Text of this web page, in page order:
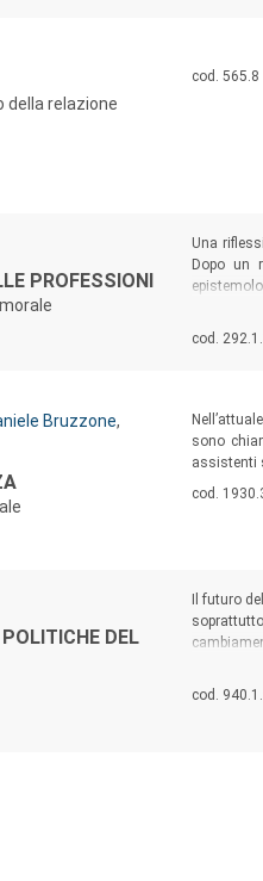
della relazione
Codice libro:
cod. 565.8
PROFESSIONI
Sommario:
Una
Dopo un
“etiche
valoriale
Codice
cod.
Bruzzone,
Sommario:
sono
assistenti
Codice
cod.
DEL
Sommario:
Il futuro
comunità
Codice
cod.